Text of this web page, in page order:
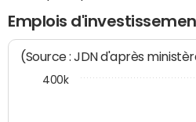
Emplois
(Source : JDN d'après
400k